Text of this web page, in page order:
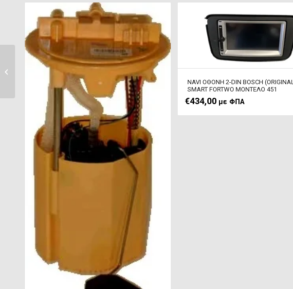
NAVI ΟΘΟΝΗ 2-DIN BOSCH
SMART FORTWO ΜΟΝΤΕΛΟ 451
€434,00 με ΦΠΑ
ΜΗΧΑΝΙΣΜΟΣ –
ΥΑΛΟΚΑΘΑΡΙΣΤΗΡΩΝ